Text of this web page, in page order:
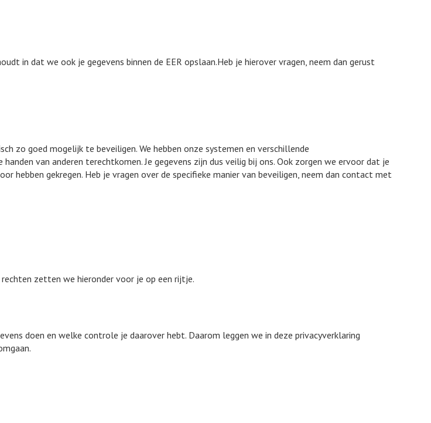
in dat we ook je gegevens binnen de EER opslaan.Heb je hierover vragen, neem dan gerust
zo goed mogelijk te beveiligen. We hebben onze systemen en verschillende
van anderen terechtkomen. Je gegevens zijn dus veilig bij ons. Ook zorgen we ervoor dat je
hebben gekregen. Heb je vragen over de specifieke manier van beveiligen, neem dan contact met
zetten we hieronder voor je op een rijtje.
doen en welke controle je daarover hebt. Daarom leggen we in deze privacyverklaring